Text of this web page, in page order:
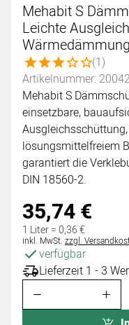
Mehabit S
Leichte
Wärmedämmung
Bewertung: 3 von 5 (1
(1)
Artikelnummer:
Mehabit S
einsetzbare,
lösungsmittelfreiem
garantiert die
DIN 18560-2.
35,74€
1 Liter =0,36€
Steuerhinweis:
inkl. MwSt. zzgl.
verfügbar
Lieferzeit 1 - 3